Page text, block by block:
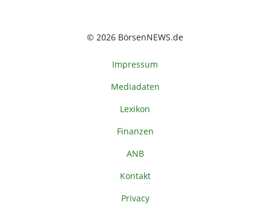
© 2026 BörsenNEWS.de
Impressum
Mediadaten
Lexikon
Finanzen
ANB
Kontakt
Privacy